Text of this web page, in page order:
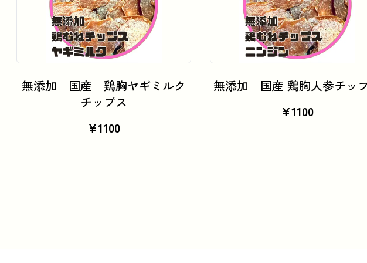
無添加 国産 鶏胸ヤギミルク
チップス
¥1100
無添加 国産 鶏胸人参チッ
¥1100